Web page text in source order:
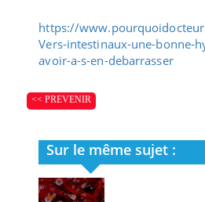
https://
Vers-intestinaux-une-bonne-
avoir-a-s-en-debarrasser
<< PREVENIR
Sur le même sujet :